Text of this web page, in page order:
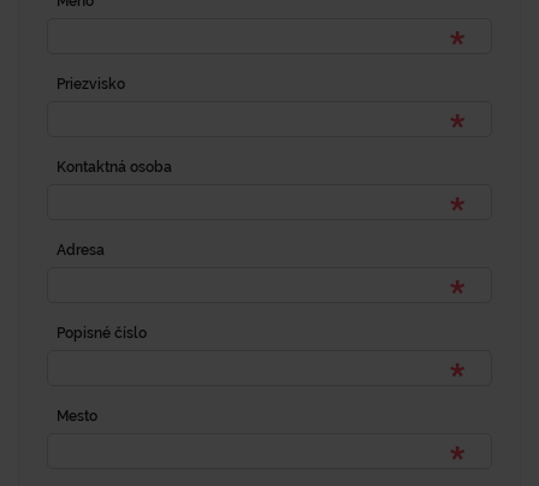
Priezvisko
Kontaktná osoba
Adresa
Popisné číslo
Mesto